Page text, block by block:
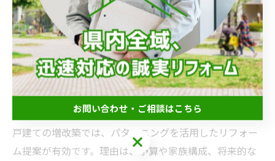
タイルに合わせてゾーニングを工夫したり、将来の変化
を見据えた可変性のある設計を盛り込むことで、長期的
な満足感が得られます。パターニングによる具体的なプ
ランニングが、後悔のないリフォームの鍵となります。
戸建ての増改築に役立つリフォーム提案
戸建ての増改築では、パターニングを活用したリフォー
ム提案が有効です。理由は、予算や家族構成、将来的な
お問い合わせ・ご相談はこちら
お問い合わせ・ご相談はこちら